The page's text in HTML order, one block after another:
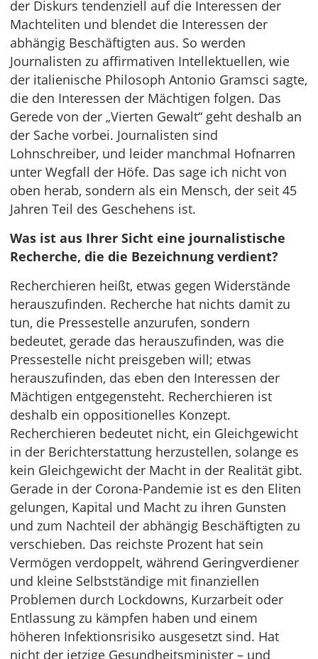
der Diskurs tendenziell auf die Interessen der
Machteliten und blendet die Interessen der
abhängig Beschäftigten aus. So werden
Journalisten zu affirmativen Intellektuellen, wie
der italienische Philosoph Antonio Gramsci sagte,
die den Interessen der Mächtigen folgen. Das
Gerede von der „Vierten Gewalt“ geht deshalb an
der Sache vorbei. Journalisten sind
Lohnschreiber, und leider manchmal Hofnarren
unter Wegfall der Höfe. Das sage ich nicht von
oben herab, sondern als ein Mensch, der seit 45
Jahren Teil des Geschehens ist.
Was ist aus Ihrer Sicht eine journalistische
Recherche, die die Bezeichnung verdient?
Recherchieren heißt, etwas gegen Widerstände
herauszufinden. Recherche hat nichts damit zu
tun, die Pressestelle anzurufen, sondern
bedeutet, gerade das herauszufinden, was die
Pressestelle nicht preisgeben will; etwas
herauszufinden, das eben den Interessen der
Mächtigen entgegensteht. Recherchieren ist
deshalb ein oppositionelles Konzept.
Recherchieren bedeutet nicht, ein Gleichgewicht
in der Berichterstattung herzustellen, solange es
kein Gleichgewicht der Macht in der Realität gibt.
Gerade in der Corona-Pandemie ist es den Eliten
gelungen, Kapital und Macht zu ihren Gunsten
und zum Nachteil der abhängig Beschäftigten zu
verschieben. Das reichste Prozent hat sein
Vermögen verdoppelt, während Geringverdiener
und kleine Selbstständige mit finanziellen
Problemen durch Lockdowns, Kurzarbeit oder
Entlassung zu kämpfen haben und einem
höheren Infektionsrisiko ausgesetzt sind. Hat
nicht der jetzige Gesundheitsminister – und